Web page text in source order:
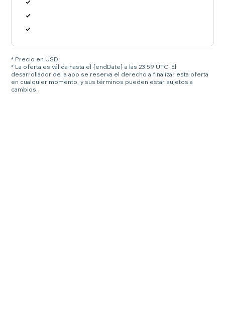
* Precio en USD.
* La oferta es válida hasta el {endDate} a las 23:59 UTC. El
desarrollador de la app se reserva el derecho a finalizar esta oferta
en cualquier momento, y sus términos pueden estar sujetos a
cambios.